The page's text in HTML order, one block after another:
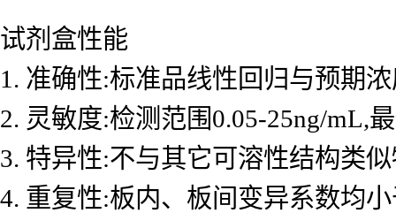
试剂盒性能
1. 准确性:标准品线性回归与预期
2. 灵敏度:检测范围0.05-25ng/mL,
3. 特异性:不与其它可溶性结构类
4. 重复性:板内、板间变异系数均